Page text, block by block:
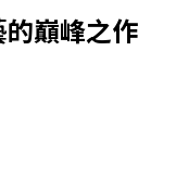
巔峰之作